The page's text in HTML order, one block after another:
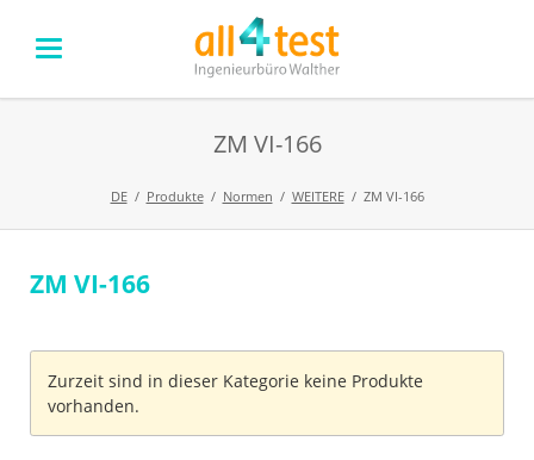
ZM VI-166
DE Produkte Normen WEITERE ZM VI-166
Navigation
ZM VI-166
Zurzeit sind in dieser Kategorie keine Produkte
vorhanden.